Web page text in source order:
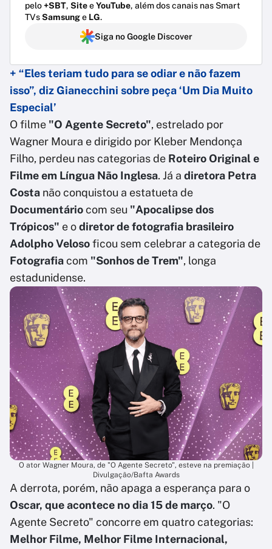
pelo+SBT, SiteeYouTube, além dos canais nas Smart
TVsSamsunge LG.
Siga no Google Discover
+ “Eles teriam tudo para se odiar e não fazem
isso”, diz Gianecchini sobre peça ‘Um Dia Muito
Especial’
O filme "O Agente Secreto", estrelado por
Wagner Moura e dirigido por Kleber Mendonça
Filho, perdeu nas categorias de Roteiro Original e
Filme em Língua Não Inglesa. Já a diretora Petra
Costa não conquistou a estatueta de
Documentáriocom seu "Apocalipse dos
Trópicos" e odiretor de fotografia brasileiro
Adolpho Velosoficou sem celebrar a categoria de
Fotografiacom "Sonhos de Trem", longa
estadunidense.
O ator Wagner Moura, de "O Agente Secreto", esteve na premiação |
Divulgação/Bafta Awards
A derrota, porém, não apaga a esperança para o
Oscar, que acontece no dia 15 de março. "O
Agente Secreto" concorre em quatro categorias:
Melhor Filme, Melhor Filme Internacional,